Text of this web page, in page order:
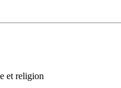
et religion